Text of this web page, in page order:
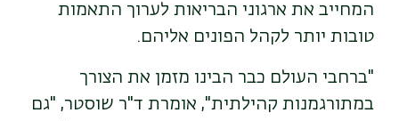
המחייב את ארגוני הבריאות לערוך התאמות
טובות יותר לקהל הפונים אליהם.
"ברחבי העולם כבר הבינו מזמן את הצורך
במתורגמנות קהילתית", אומרת ד"ר שוסטר, "גם